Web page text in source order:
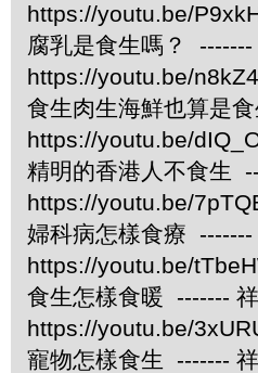
https://youtu.be/
腐乳是食生嗎？
https://youtu.be/
食生肉生海鮮也算是
https://youtu.be/
精明的香港人不食生
https://youtu.be/
婦科病怎樣食療 -------
https://youtu.be/
食生怎樣食暖 -------
https://youtu.be/
寵物怎樣食生 -------